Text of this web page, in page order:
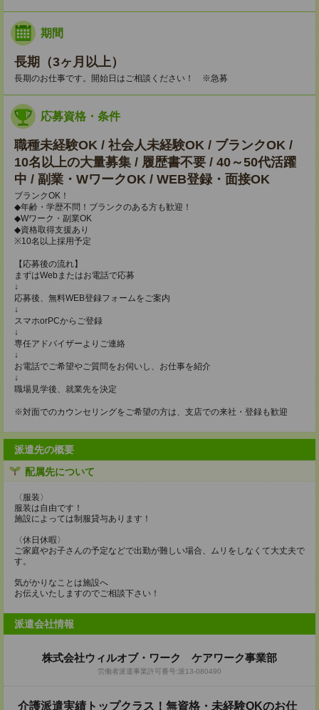
期間
長期（3ヶ月以上）
長期のお仕事です。開始日はご相談ください！ ※急募
応募資格・条件
職種未経験OK / 社会人未経験OK / ブランクOK /
10名以上の大量募集 / 履歴書不要 / 40～50代活躍
中 / 副業・WワークOK / WEB登録・面接OK
ブランクOK！
◆年齢・学歴不問！ブランクのある方も歓迎！
◆Wワーク・副業OK
◆資格取得支援あり
※10名以上採用予定
【応募後の流れ】
まずはWebまたはお電話で応募
↓
応募後、無料WEB登録フォームをご案内
↓
スマホorPCからご登録
↓
専任アドバイザーよりご連絡
↓
お電話でご希望やご質問をお伺いし、お仕事を紹介
↓
職場見学後、就業先を決定
※対面でのカウンセリングをご希望の方は、支店での来社・登録も歓迎
派遣先の概要
配属先について
〈服装〉
服装は自由です！
施設によっては制服貸与あります！
〈休日休暇〉
ご家庭やお子さんの予定などで出勤が難しい場合、ムリをしなくて大丈夫で
す。
気がかりなことは施設へ
お伝えいたしますのでご相談下さい！
派遣会社情報
株式会社ウィルオブ・ワーク ケアワーク事業部
労働者派遣事業許可番号:派13‐080490
介護派遣実績トップクラス！無資格・未経験OKのお仕